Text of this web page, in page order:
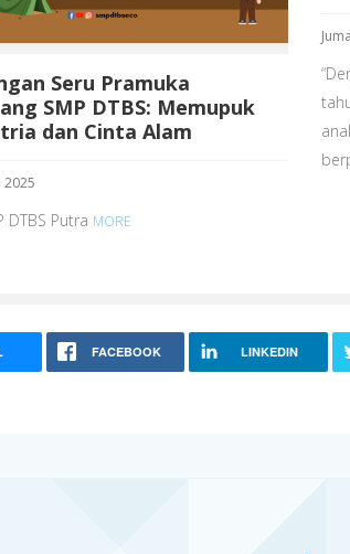
Seru Pramuka
SMP DTBS: Memupuk
dan Cinta Alam
2025
DTBS Putra MORE
FACEBOOK LINKEDIN